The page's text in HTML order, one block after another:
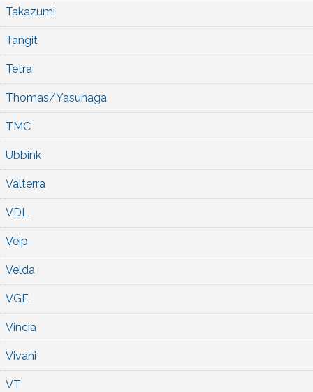
Takazumi
Tangit
Tetra
Thomas/Yasunaga
TMC
Ubbink
Valterra
VDL
Veip
Velda
VGE
Vincia
Vivani
VT